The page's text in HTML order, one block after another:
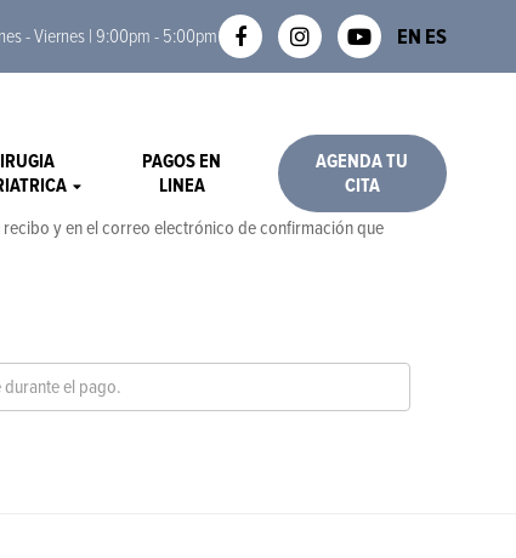
- Viernes | 9:00pm - 5:00pm EN ES
PAGOS EN
LINEA
AGENDA TU
CITA
y en el correo electrónico de confirmación que